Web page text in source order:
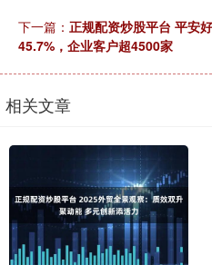
下一篇： 正规配资炒股平台 平安
45.7%，企业客户超4500家
相关文章